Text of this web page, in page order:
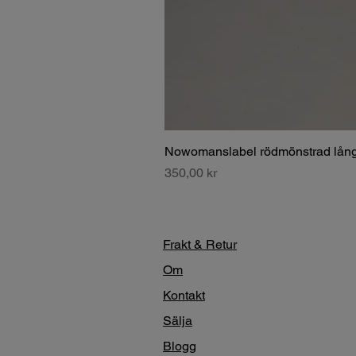
Nowomanslabel rödmönstrad
Pris
350,00 kr
Frakt & Retur
Om
Kontakt
Sälja
Blogg